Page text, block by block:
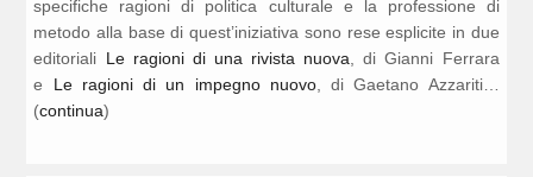
specifiche ragioni di politica culturale e la professione di
metodo alla base di quest’iniziativa sono rese esplicite in due
editoriali Le ragioni di una rivista nuova , di Gianni Ferrara
e Le ragioni di un impegno nuovo, di Gaetano Azzariti…
(continua)